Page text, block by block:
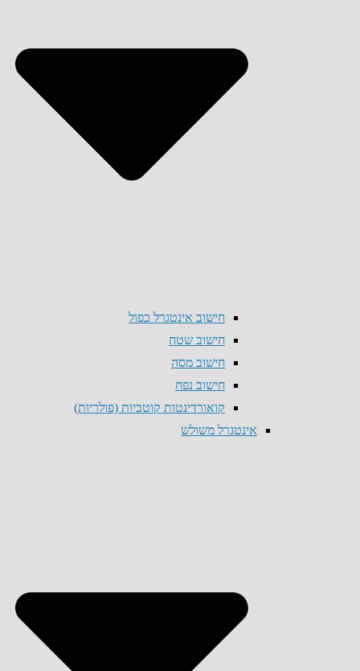
חישוב אינטגרל כפול
חישוב שטח
חישוב מסה
חישוב נפח
קואורדינטות קוטביות (פולריות)
אינטגרל משולש